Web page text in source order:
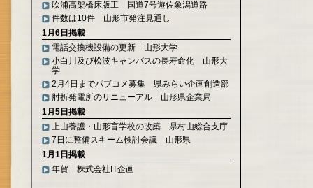
吹浦高架橋床版工 国道7号遊佐象潟道路
件数は10件 山形市発注見通し
1月6日掲載
電話交換機設備の更新 山形大学
小白川及び松波キャンパスの長寿命化 山形大
学
2月4日までパブコメ募集 県みらい企画創造部
肘折発電所のリニューアル 山形県企業局
1月5日掲載
上山養護・山形盲学校の改築 県村山総合支庁
7日に整備スキーム検討会議 山形県
1月1日掲載
年賀 株式会社IT企画